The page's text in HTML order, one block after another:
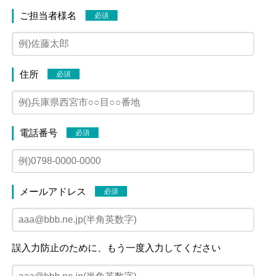
ご担当者様名 必須
住所 必須
電話番号 必須
メールアドレス 必須
誤入力防止のために、もう一度入力してください
事務所案内
小冊子無料プレゼント